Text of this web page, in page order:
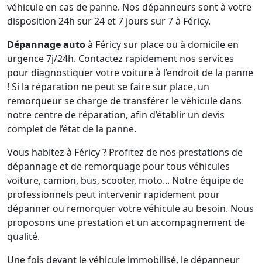
véhicule en cas de panne. Nos dépanneurs sont à votre
disposition 24h sur 24 et 7 jours sur 7 à Féricy.
Dépannage autoà Féricy sur place ou à domicile en
urgence 7j/24h. Contactez rapidement nos services
pour diagnostiquer votre voiture à l’endroit de la panne
! Si la réparation ne peut se faire sur place, un
remorqueur se charge de transférer le véhicule dans
notre centre de réparation, afin d’établir un devis
complet de l’état de la panne.
Vous habitez à Féricy ? Profitez de nos prestations de
dépannage et de remorquage pour tous véhicules
voiture, camion, bus, scooter, moto... Notre équipe de
professionnels peut intervenir rapidement pour
dépanner ou remorquer votre véhicule au besoin. Nous
proposons une prestation et un accompagnement de
qualité.
Une fois devant le véhicule immobilisé, le dépanneur